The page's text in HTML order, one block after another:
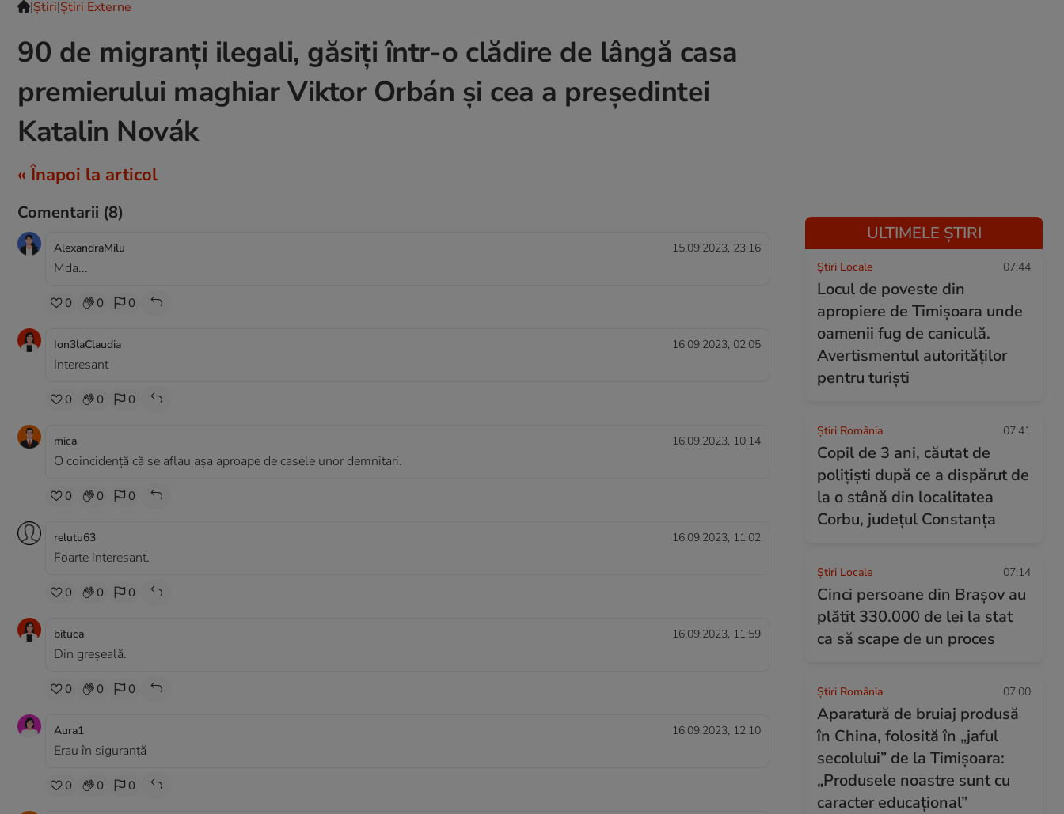
|Ştiri|Știri Externe
90 de migranți ilegali, găsiți într-o clădire de lângă casa
premierului maghiar Viktor Orbán și cea a președintei
Katalin Novák
« Înapoi la articol
Comentarii (8)
AlexandraMilu 15.09.2023, 23:16
Mda...
0 0 0
Ion3laClaudia 16.09.2023, 02:05
Interesant
0 0 0
mica 16.09.2023, 10:14
O coincidență că se aflau așa aproape de casele unor demnitari.
0 0 0
relutu63 16.09.2023, 11:02
Foarte interesant.
0 0 0
bituca 16.09.2023, 11:59
Din greșeală.
0 0 0
Aura1 16.09.2023, 12:10
Erau în siguranță
0 0 0
ULTIMELE ȘTIRI
Știri Locale 07:44
Locul de poveste din
apropiere de Timișoara unde
oamenii fug de caniculă.
Avertismentul autorităților
pentru turiști
Știri România 07:41
Copil de 3 ani, căutat de
polițiști după ce a dispărut de
la o stână din localitatea
Corbu, județul Constanța
Știri Locale 07:14
Cinci persoane din Brașov au
plătit 330.000 de lei la stat
ca să scape de un proces
Știri România 07:00
Aparatură de bruiaj produsă
în China, folosită în „jaful
secolului” de la Timișoara:
„Produsele noastre sunt cu
caracter educațional”